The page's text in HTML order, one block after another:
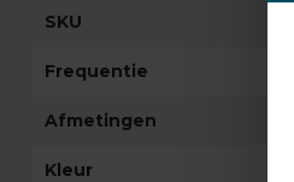
SKU
Frequentie
Afmetingen
Kleur